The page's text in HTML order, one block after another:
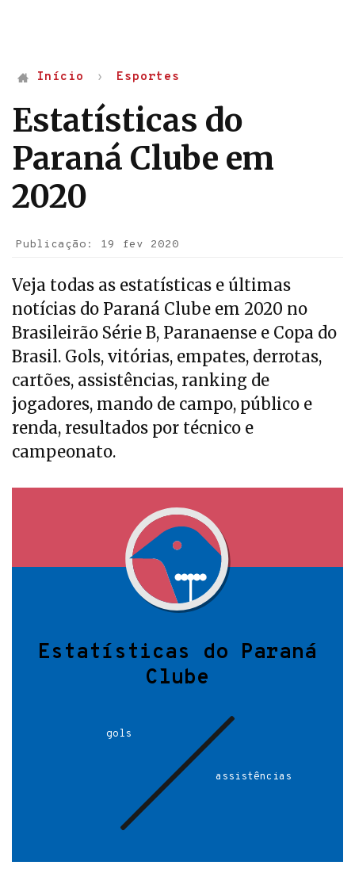
Início Esportes
Estatísticas do
Paraná Clube em
2020
Publicação: 19 fev 2020
Veja todas as estatísticas e últimas
notícias do Paraná Clube em 2020 no
Brasileirão Série B, Paranaense e Copa do
Brasil. Gols, vitórias, empates, derrotas,
cartões, assistências, ranking de
jogadores, mando de campo, público e
renda, resultados por técnico e
campeonato.
Estatísticas do Paraná
Clube
gols
assistências